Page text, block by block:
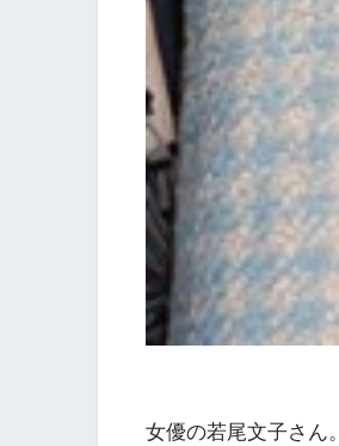
女優の若尾文子さん。